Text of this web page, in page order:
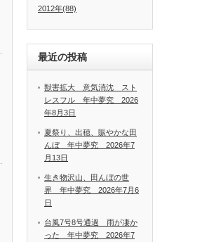
2012年(88)
最近の投稿
獣害拡大 意気消沈 スト
レスフル 年中夢究 2026
年8月3日
夏祭り、出穂、賑やかな田
んぼ 年中夢究 2026年7
月13日
生き物沢山、田んぼの世
界 年中夢究 2026年7月6
日
台風7号8号通過 雨が凄か
った 年中夢究 2026年7